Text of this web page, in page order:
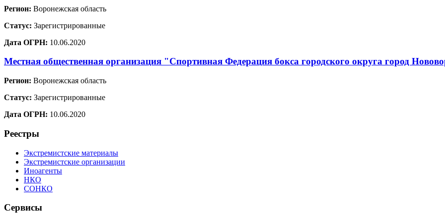
Регион: Воронежская область
Статус: Зарегистрированные
Дата ОГРН: 10.06.2020
Местная общественная организация "Спортивная Федерация бокса городского округа город
Регион: Воронежская область
Статус: Зарегистрированные
Дата ОГРН: 10.06.2020
Реестры
Экстремистские материалы
Экстремистские организации
Иноагенты
НКО
СОНКО
Сервисы